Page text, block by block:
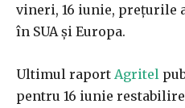
vineri, 16 iunie, prețurile
în SUA și Europa.
Ultimul raport Agritel
pentru 16 iunie